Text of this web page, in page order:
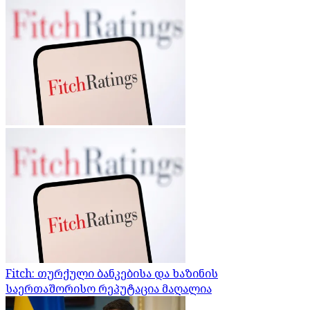
Fitch: თურქული ბანკებისა და ხაზინის
საერთაშორისო რეპუტაცია მაღალია